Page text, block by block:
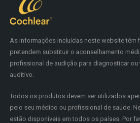
As informações incluídas neste website têm
pretendem substituir o aconselhamento
profissional de audição para diagnosticar ou
auditivo.
Todos os produtos devem ser utilizados
pelo seu médico ou profissional de saúde.
estão disponíveis em todos os países. Por